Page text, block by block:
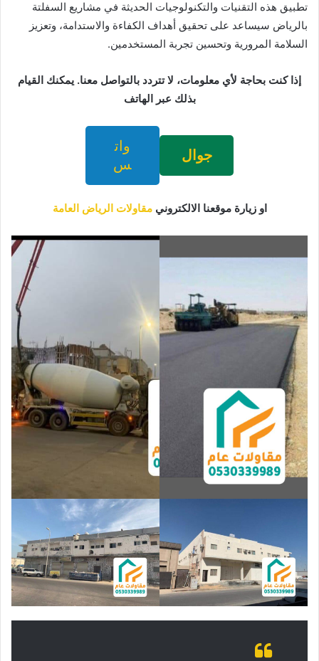
تطبيق هذه التقنيات والتكنولوجيات الحديثة في مشاريع السفلتة
بالرياض سيساعد على تحقيق أهداف الكفاءة والاستدامة، وتعزيز
السلامة المرورية وتحسين تجربة المستخدمين.
إذا كنت بحاجة لأي معلومات، لا تتردد بالتواصل معنا. يمكنك القيام
بذلك عبر الهاتف
جوال
وات
س
او زيارة موقعنا الالكترونيمقاولات الرياض العامة